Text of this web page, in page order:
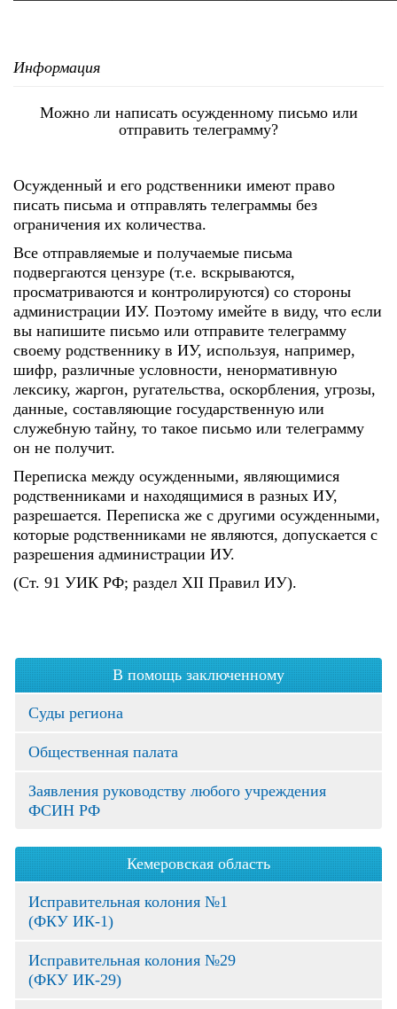
Информация
Можно ли написать осужденному письмо или
отправить телеграмму?
Осужденный и его родственники имеют право
писать письма и отправлять телеграммы без
ограничения их количества.
Все отправляемые и получаемые письма
подвергаются цензуре (т.е. вскрываются,
просматриваются и контролируются) со стороны
администрации ИУ. Поэтому имейте в виду, что если
вы напишите письмо или отправите телеграмму
своему родственнику в ИУ, используя, например,
шифр, различные условности, ненормативную
лексику, жаргон, ругательства, оскорбления, угрозы,
данные, составляющие государственную или
служебную тайну, то такое письмо или телеграмму
он не получит.
Переписка между осужденными, являющимися
родственниками и находящимися в разных ИУ,
разрешается. Переписка же с другими осужденными,
которые родственниками не являются, допускается с
разрешения администрации ИУ.
(Ст. 91 УИК РФ; раздел XII Правил ИУ).
В помощь заключенному
Суды региона
Общественная палата
Заявления руководству любого учреждения
ФСИН РФ
Кемеровская область
Исправительная колония №1
(ФКУ ИК-1)
Исправительная колония №29
(ФКУ ИК-29)